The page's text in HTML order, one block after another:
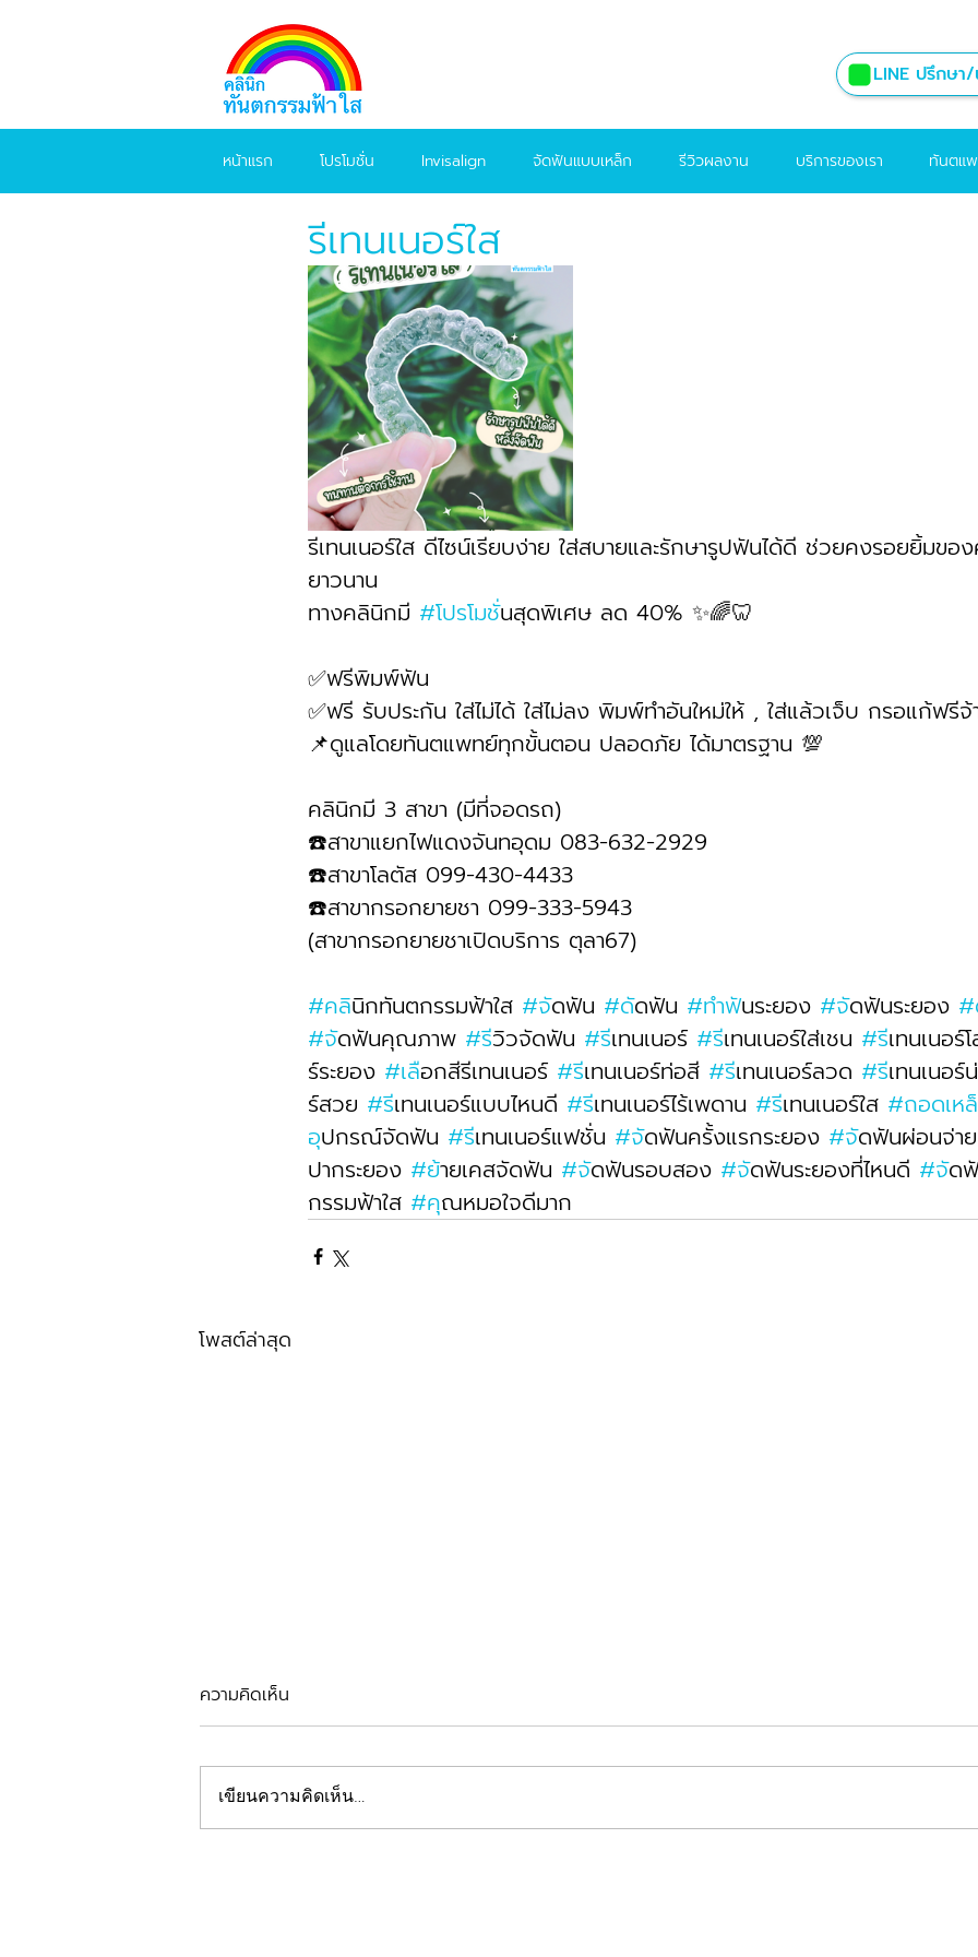
LINE ปรึกษา
หน้าแรก โปรโมชั่น Invisalign จัดฟันแบบเหล็ก รีวิวผลงาน บริการของเรา ทันตแพ
รีเทนเนอร์ใส
รีเทนเนอร์ใส ดีไซน์เรียบง่าย ใส่สบายและรักษารูปฟันได้ดี ช่วยคงรอยยิ้มข
ยาวนาน
ทางคลินิกมี #โปรโมชั่นสุดพิเศษ ลด 40% ✨🌈🦷
✅ฟรีพิมพ์ฟัน
✅ฟรี รับประกัน ใส่ไม่ได้ ใส่ไม่ลง พิมพ์ทำอันใหม่ให้ , ใส่แล้วเจ็บ กรอแก้ฟรีจ้
📌ดูแลโดยทันตแพทย์ทุกขั้นตอน ปลอดภัย ได้มาตรฐาน 💯
คลินิกมี 3 สาขา (มีที่จอดรถ)
☎️สาขาแยกไฟแดงจันทอุดม 083-632-2929
☎️สาขาโลตัส 099-430-4433
☎️สาขากรอกยายชา 099-333-5943
(สาขากรอกยายชาเปิดบริการ ตุลา67)
#คลินิกทันตกรรมฟ้าใส #จัดฟัน #ดัดฟัน #ทำฟันระยอง #จัดฟันระยอง
#จัดฟันคุณภาพ #รีวิวจัดฟัน #รีเทนเนอร์ #รีเทนเนอร์ใส่เชน #รเทนเนอร์
ร์ระยอง #เลือกสีรีเทนเนอร์ #รีเทนเนอร์ท่อสี #รีเทนเนอร์ลวด #รเทนเนอร์
ร์สวย #รีเทนเนอร์แบบไหนดี #รีเทนเนอร์ไร้เพดาน #รีเทนเนอร์ใส #ถอดเหล
อุปกรณ์จัดฟัน #รีเทนเนอร์แฟชั่น #จัดฟันครั้งแรกระยอง #จัดฟันผ่อนจ่าย
ปากระยอง #ย้ายเคสจัดฟัน #จัดฟันรอบสอง #จัดฟันระยองที่ไหนดี #จด
กรรมฟ้าใส #คุณหมอใจดีมาก
โพสต์ล่าสุด
รีวิวตัดเหงือก
จัดฟันต้อนรับเปิดเทอม
ความคิดเห็น
เขียนความคิดเห็น…